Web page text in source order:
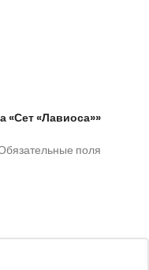
«Сет «Лавиоса»»
поля